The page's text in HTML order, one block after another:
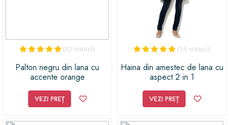
(47 voturi)
Palton negru din lana cu
accente orange
VEZI PREȚ
(54 voturi)
Haina din amestec de lana cu
aspect 2 in 1
VEZI PREȚ